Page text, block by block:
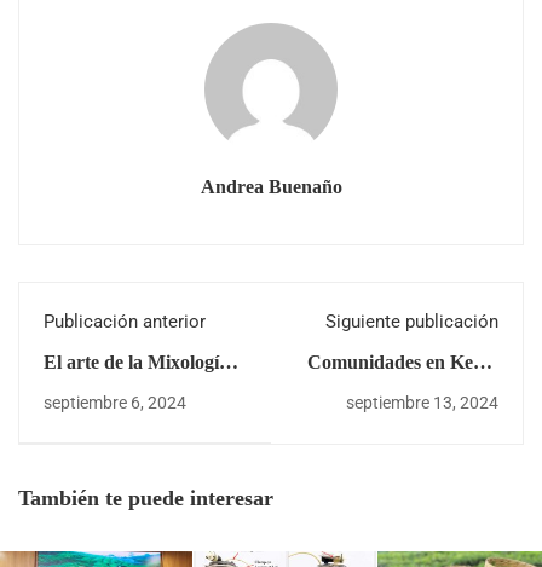
Andrea Buenaño
Publicación anterior
El arte de la Mixología
Experiencias sensoriales
septiembre 6, 2024
Siguiente publicación
Comunidades en Kenia
de tierras de Té
septiembre 13, 2024
También te puede interesar